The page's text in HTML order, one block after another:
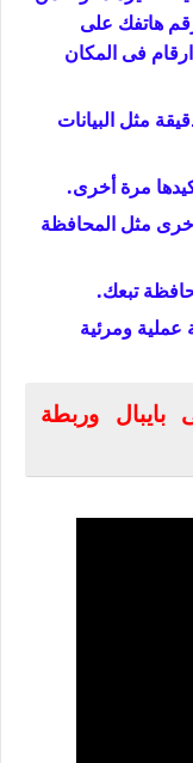
هاتفك على
بايبال،قم بادخال هذا الرقم المكون من 6ارقام فى المكان
مثل البيانات
مرة أخرى.
مثل المحافظة
تبعك.
عملية ومرئية
وربطة